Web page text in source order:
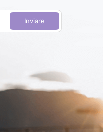
Inviare